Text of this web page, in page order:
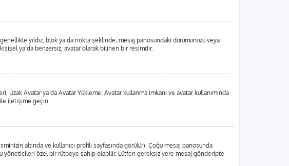
yıldız, blok ya da nokta şeklinde; mesaj panosundaki durumunuzu veya
ya da benzersiz, avatar olarak bilinen bir resimdir.
Avatar ya da Avatar Yükleme. Avatar kullanma imkanı ve avatar kullanımında
ile iletişime geçin.
altında ve kullanıcı profili sayfasında görülür). Çoğu mesaj panosunda
yöneticileri özel bir rütbeye sahip olabilir. Lütfen gereksiz yere mesaj gönderipte